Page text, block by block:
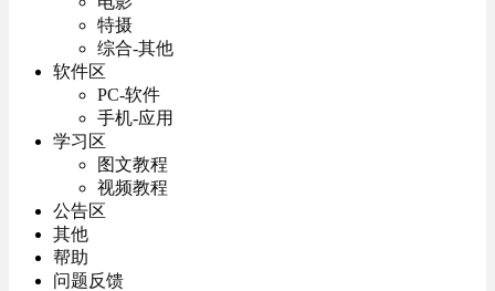
特摄
综合-其他
软件区
PC-软件
手机-应用
学习区
图文教程
视频教程
公告区
其他
帮助
问题反馈